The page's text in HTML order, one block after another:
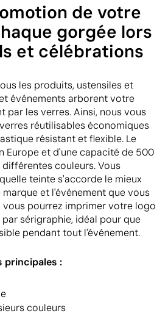
de votre
gorgée lors
et célébrations
les produits, ustensiles et
événements arborent votre
par les verres. Ainsi, nous vous
réutilisables économiques
résistant et flexible. Le
Europe et d'une capacité de 500
couleurs. Vous
teinte s'accorde le mieux
et l'événement que vous
vous pourrez imprimer votre logo
sérigraphie, idéal pour que
pendant tout l'événement.
principales :
couleurs